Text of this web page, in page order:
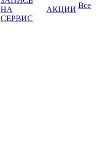
НА
СЕРВИС
АКЦИИ Все